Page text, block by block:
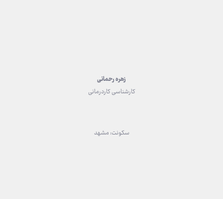
زهره رحمانی
کارشناسی کاردرمانی
سکونت: مشهد